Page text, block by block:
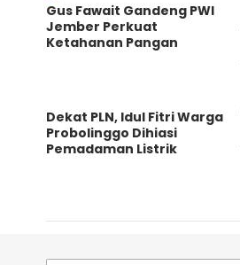
Gus Fawait Gandeng PWI
Jember Perkuat
Ketahanan Pangan
Dekat PLN, Idul Fitri Warga
Probolinggo Dihiasi
Pemadaman Listrik